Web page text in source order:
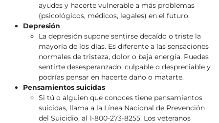
ayudes y hacerte vulnerable a más problemas
(psicológicos, médicos, legales) en el futuro.
Depresión
La depresión supone sentirse decaído o triste la
mayoría de los días. Es diferente a las sensaciones
normales de tristeza, dolor o baja energía. Puedes
sentirte desesperanzado, culpable o despreciable y
podrías pensar en hacerte daño o matarte.
Pensamientos suicidas
Si tú o alguien que conoces tiene pensamientos
suicidas, llama a la Línea Nacional de Prevención
del Suicidio, al 1-800-273-8255. Los veteranos